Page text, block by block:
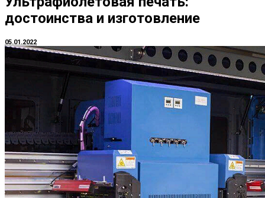
достоинства и изготовление
05.01.2022